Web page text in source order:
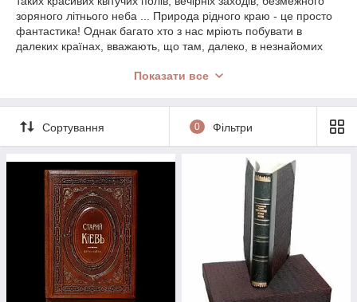
зоряного літнього неба ... Природа рідного краю - це просто
фантастика! Однак багато хто з нас мріють побувати в
далеких країнах, вважають, що там, далеко, в незнайомих
- одна з найбагатших культурних країн світу. На її території
спадщиною за версією ЮНЕСКО. Кожне місто, кожна область
і навіть маленьке село мають свою багатющу історію, красиві
місця. Софія Київська, Києво-Печерська Лавра, Старе місто
широкий Дніпро, Одеська Дерибасівська, подільські товтри і
Кам'янко янецька фортеця, Геодезична дуга Струве,
карпатські пейзажі, Чорне і Азовське море ... Так навіщо їхати
кудись, якщо у нас ні чим не гірше?
Кращі пам " ятки України, подорожі найцікавішими місцями,
туристичні екскурсії описані в спеціальній збірці книг нашого
інтернет-магазину. У даній рубриці можна знайте корисну
інформацію про Україну, її кращому культурного,
архітектурному, історичному та природного надбанні.
Показати все
Сортування 0 Фільтри